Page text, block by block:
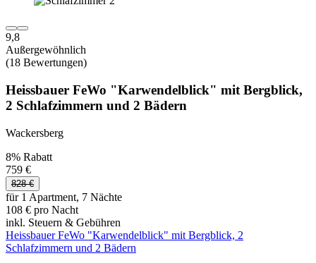
9,8
Außergewöhnlich
(18 Bewertungen)
Heissbauer FeWo "Karwendelblick" mit Bergblick,
2 Schlafzimmern und 2 Bädern
Wackersberg
8% Rabatt
759 €
828 €
für 1 Apartment, 7 Nächte
108 € pro Nacht
inkl. Steuern & Gebühren
Heissbauer FeWo "Karwendelblick" mit Bergblick, 2
Schlafzimmern und 2 Bädern